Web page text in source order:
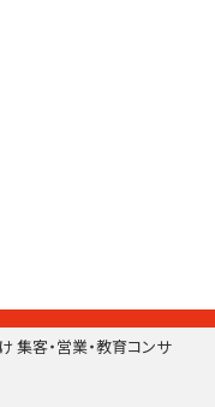
集客・営業・教育コンサ